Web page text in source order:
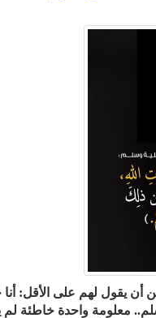
أن يقول لهم على الأقل:
معلومة واحدة خاطئة لم